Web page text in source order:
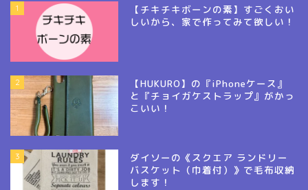
1
【チキチキボーンの素】すごくおい
しいから、家で作ってみて欲しい！
2
【HUKURO】の『iPhoneケース』
と『チョイガケストラップ』がかっ
こいい！
3
ダイソーの《スクエア ランドリー
バスケット（巾着付）》で毛布収納
します！